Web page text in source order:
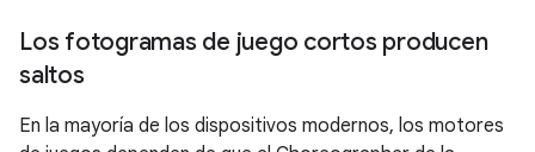
Los fotogramas de juego cortos producen
saltos
En la mayoría de los dispositivos modernos, los motores